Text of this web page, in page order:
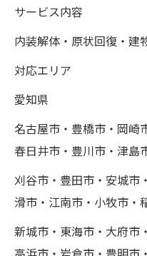
サービス内容
内装解体・原状回復・建
対応エリア
愛知県
名古屋市・豊橋市・岡崎
春日井市・豊川市・津島
刈谷市・豊田市・安城市
滑市・江南市・小牧市・
新城市・東海市・大府市